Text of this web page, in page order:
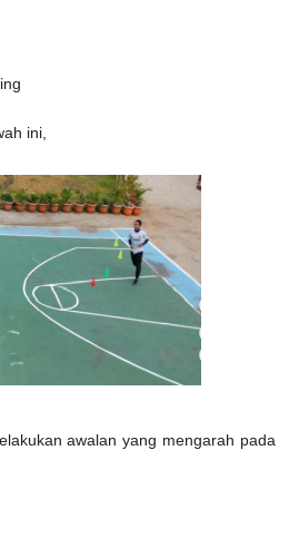
ini,
awalan yang mengarah pada